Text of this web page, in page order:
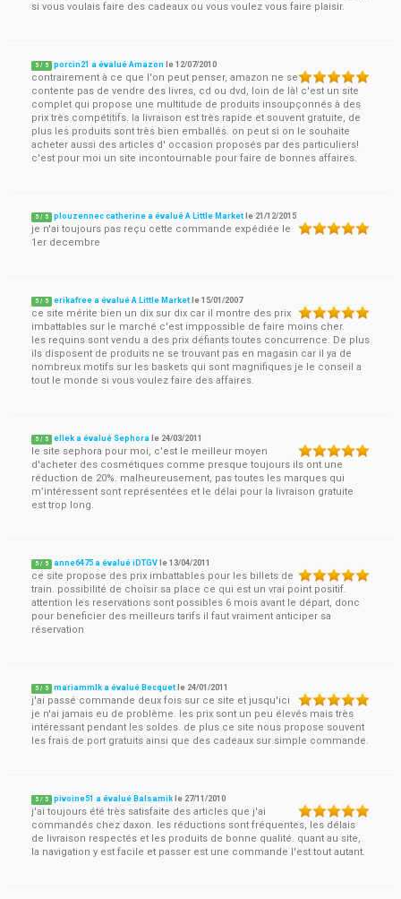
si vous voulais faire des cadeaux ou vous voulez vous faire plaisir.
5 / 5 porcin21 a évalué Amazon le12/07/2010
contrairement à ce que l'on peut penser, amazon ne se
contente pas de vendre des livres, cd ou dvd, loin de là! c'est un site
complet qui propose une multitude de produits insoupçonnés à des
prix très compétitifs. la livraison est très rapide et souvent gratuite, de
plus les produits sont très bien emballés. on peut si on le souhaite
acheter aussi des articles d' occasion proposés par des particuliers!
c'est pour moi un site incontournable pour faire de bonnes affaires.
5 / 5 plouzennec catherine a évalué A Little Market le 21/12/2015
je n'ai toujours pas reçu cette commande expédiée le
1er decembre
5 / 5 erikafree a évalué A Little Market le15/01/2007
ce site mérite bien un dix sur dix car il montre des prix
imbattables sur le marché c'est imppossible de faire moins cher.
les requins sont vendu a des prix défiants toutes concurrence. De plus
ils disposent de produits ne se trouvant pas en magasin car il ya de
nombreux motifs sur les baskets qui sont magnifiques je le conseil a
tout le monde si vous voulez faire des affaires.
5 / 5 ellek a évalué Sephora le 24/03/2011
le site sephora pour moi, c'est le meilleur moyen
d'acheter des cosmétiques comme presque toujours ils ont une
réduction de 20%. malheureusement, pas toutes les marques qui
m’intéressent sont représentées et le délai pour la livraison gratuite
est trop long.
5 / 5 anne6475 a évalué iDTGV le13/04/2011
ce site propose des prix imbattables pour les billets de
train. possibilité de choisir sa place ce qui est un vrai point positif.
attention les reservations sont possibles 6 mois avant le départ, donc
pour beneficier des meilleurs tarifs il faut vraiment anticiper sa
réservation
5 / 5 mariammlk a évalué Becquet le 24/01/2011
j'ai passé commande deux fois sur ce site et jusqu'ici
je n'ai jamais eu de problème. les prix sont un peu élevés mais très
intéressant pendant les soldes. de plus ce site nous propose souvent
les frais de port gratuits ainsi que des cadeaux sur simple commande.
5 / 5 pivoine51 a évalué Balsamik le 27/11/2010
j'ai toujours été très satisfaite des articles que j'ai
commandés chez daxon. les réductions sont fréquentes, les délais
de livraison respectés et les produits de bonne qualité. quant au site,
la navigation y est facile et passer est une commande l'est tout autant.